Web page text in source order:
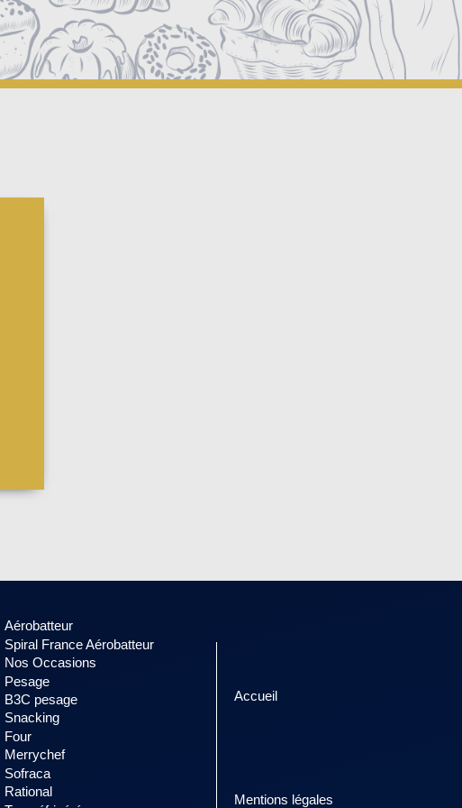
Aérobatteur
Spiral France Aérobatteur
Nos Occasions
Pesage
B3C pesage
Snacking
Four
Merrychef
Sofraca
Rational
Accueil
Mentions légales